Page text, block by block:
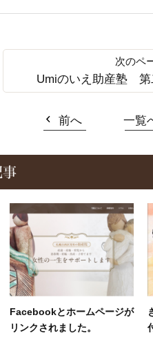
Umiのいえ助産塾 第
前へ 一覧
事
Facebookとホームページが
リンクされました。